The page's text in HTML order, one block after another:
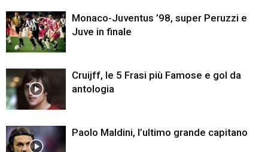
Monaco-Juventus ’98, super Peruzzi e
Juve in finale
Cruijff, le 5 Frasi più Famose e gol da
antologia
Paolo Maldini, l’ultimo grande capitano